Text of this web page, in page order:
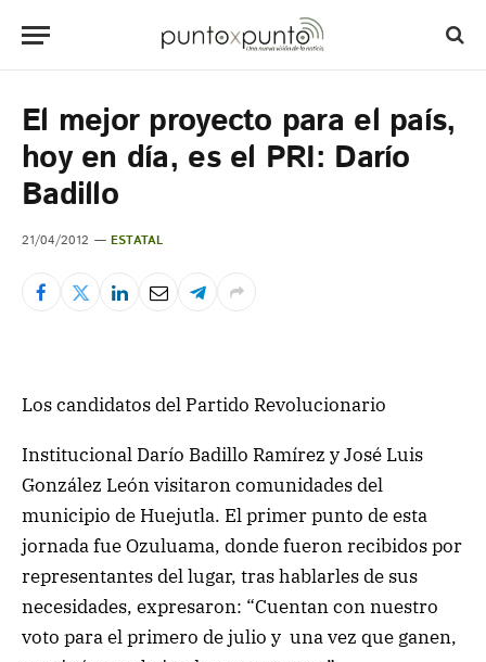
El mejor proyecto para el país,
hoy en día, es el PRI: Darío
Badillo
21/04/2012 ESTATAL
Los candidatos del Partido Revolucionario
Institucional Darío Badillo Ramírez y José Luis
González León visitaron comunidades del
municipio de Huejutla. El primer punto de esta
jornada fue Ozuluama, donde fueron recibidos por
representantes del lugar, tras hablarles de sus
necesidades, expresaron: “Cuentan con nuestro
voto para el primero de julio y una vez que ganen,